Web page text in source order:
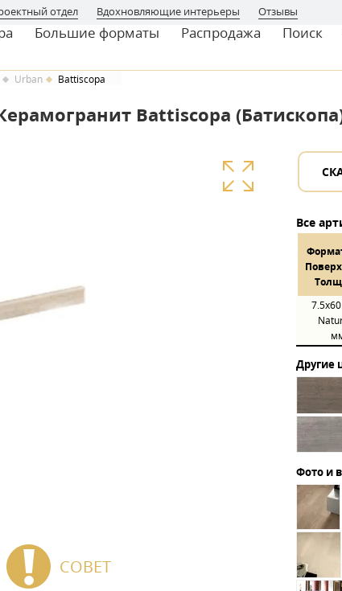
отдел Вдохновляющие интерьеры Отзывы
Большие форматы Распродажа Поиск
Urban Battiscopa
Battiscopa
СОВЕТ
Все
Пов
Другие
Фото и